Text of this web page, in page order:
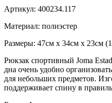
Артикул: 400234.117
Материал: полиэстер
Размеры: 47см х 34см х 23см
Рюкзак спортивный Joma
дна очень удобно
для небольших предметов.
поддерживает спину в